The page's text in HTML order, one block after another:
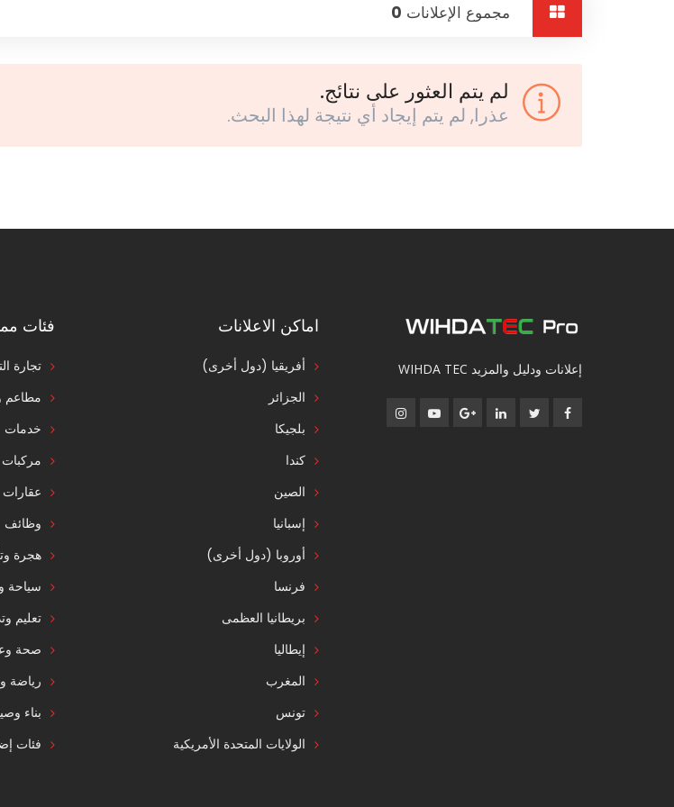
مجموع الإعلانات 0
لم يتم العثور على نتائج.
عذرا, لم يتم إيجاد أي نتيجة لهذا البحث.
إعلانات ودليل والمزيد WIHDA TEC
اماكن الاعلانات
أفريقيا (دول أخرى)
الجزائر
بلجيكا
كندا
الصين
إسبانيا
أوروبا (دول أخرى)
فرنسا
بريطانيا العظمى
إيطاليا
المغرب
تونس
الولايات المتحدة الأمريكية
فئات
تجارة
مطاعم
خدمات
مركبات
عقارات
وظائف
هجرة
سياحة
تعليم
صحة
رياضة
بناء
فئات